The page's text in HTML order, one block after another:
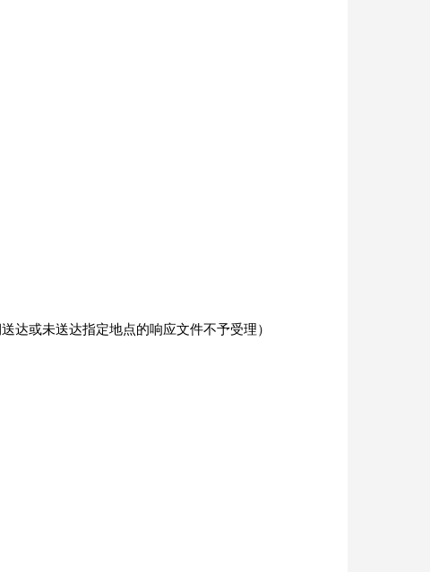
达或未送达指定地点的响应文件不予受理）